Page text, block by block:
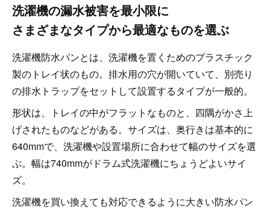
洗濯機の漏水被害を最小限に
さまざまなタイプから最適なものを選ぶ
洗濯機防水パンとは、洗濯機を置くためのプラスチック
製のトレイ状のもの。排水用の穴が開いていて、別売り
の排水トラップをセットして設置するタイプが一般的。
形状は、トレイの中がフラットなものと、四隅がかさ上
げされたものなどがある。サイズは、奥行きは基本的に
640mmで、洗濯機や設置場所に合わせて幅のサイズを選
ぶ。幅は740mmがドラム式洗濯機にちょうどよいサイ
ズ。
洗濯機を買い換えても対応できるように大きい防水パン